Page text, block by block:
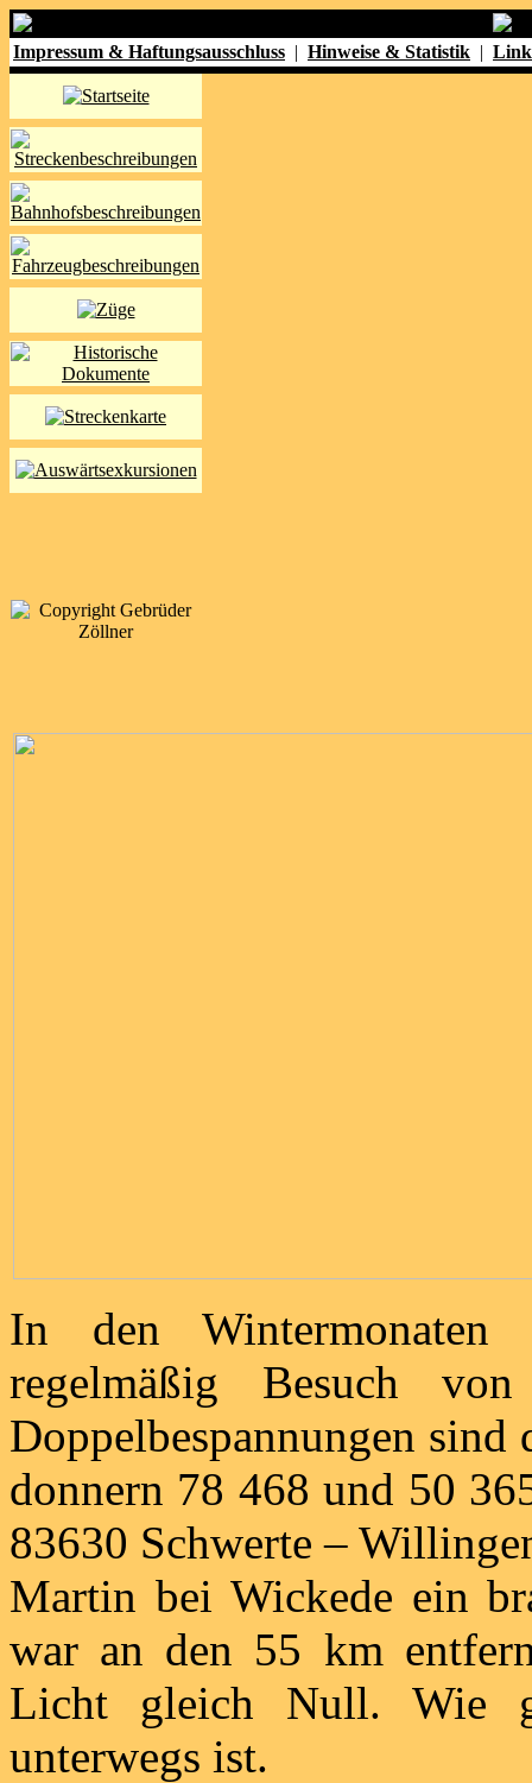
Impressum & Haftungsausschluss | Hinweise & Statistik |
In den Wintermonaten
regelmäßig Besuch von
Doppelbespannungen
donnern 78 468 und 50
83630 Schwerte –
Martin bei Wickede ein
war an den 55 km
Licht gleich Null. Wie
unterwegs ist.